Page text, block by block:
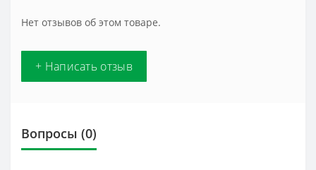
Нет отзывов об этом товаре.
+ Написать отзыв
Вопросы (0)